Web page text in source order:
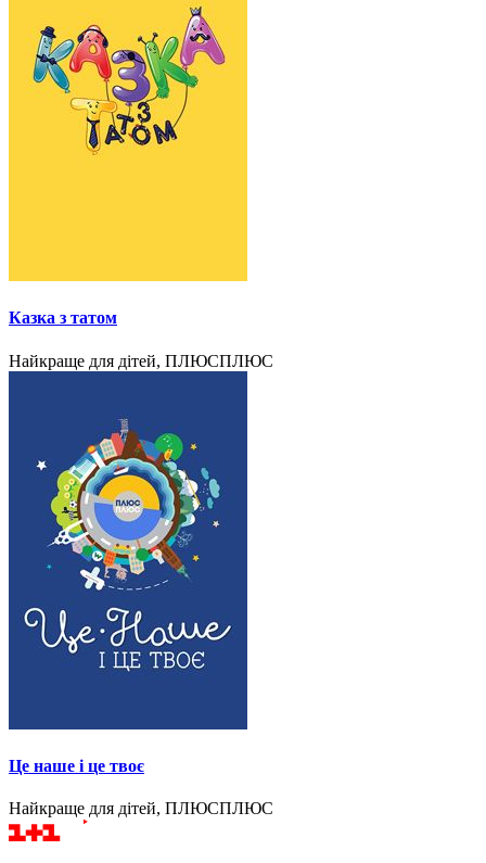
Казка з татом
Найкраще для дітей, ПЛЮСПЛЮС
Це наше і це твоє
Найкраще для дітей, ПЛЮСПЛЮС